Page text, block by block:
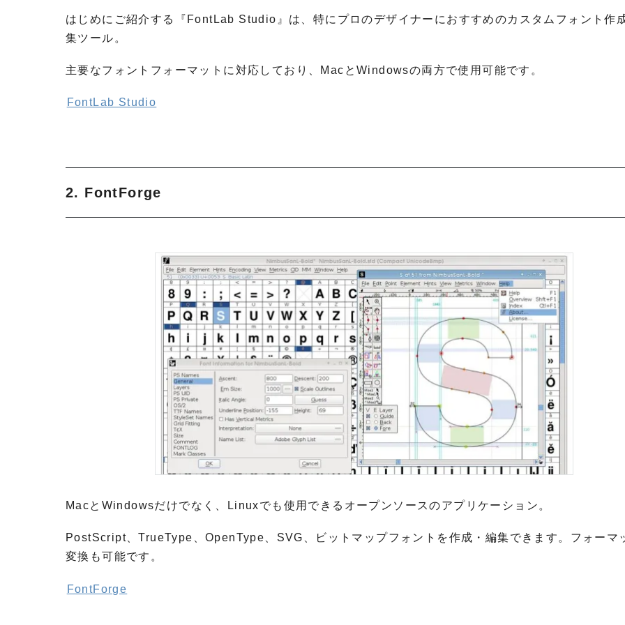
はじめにご紹介する『FontLab Studio』は、特にプロのデザイナーにおすすめのカスタムフォント作
集ツール。
主要なフォントフォーマットに対応しており、MacとWindowsの両方で使用可能です。
FontLab Studio
2. FontForge
MacとWindowsだけでなく、Linuxでも使用できるオープンソースのアプリケーション。
PostScript、TrueType、OpenType、SVG、ビットマップフォントを作成・編集できます。フォーマ
変換も可能です。
FontForge